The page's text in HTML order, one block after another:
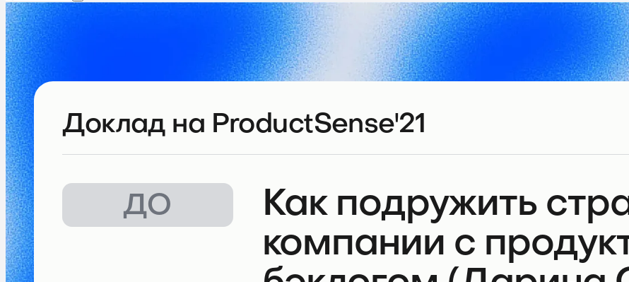
Доклад на ProductSense'21
ДО
Как подружить
компании с